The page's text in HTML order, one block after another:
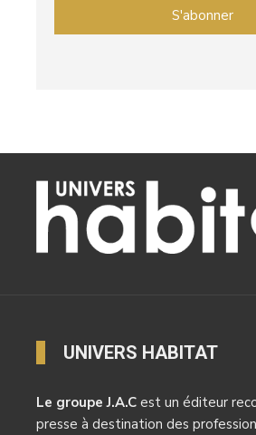
UNIVERS HABITAT
Le groupe J.A.C est un éditeur
presse à destination des